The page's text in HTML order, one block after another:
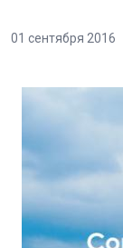
01 сентября 2016